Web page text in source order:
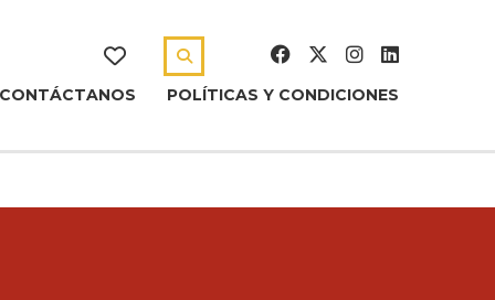
CONTÁCTANOS POLÍTICAS Y CONDICIONES